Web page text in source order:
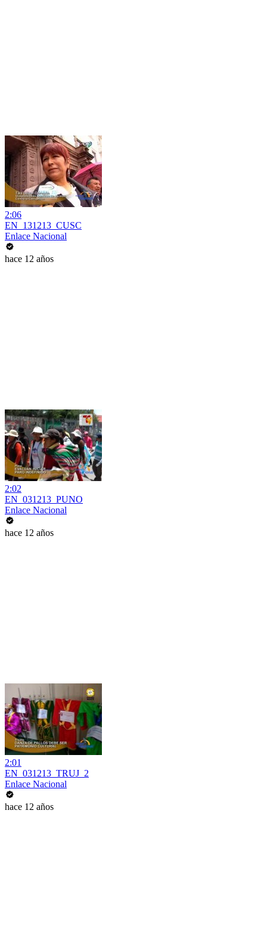
2:06
EN_131213_CUSC
Enlace Nacional
hace 12 años
2:02
EN_031213_PUNO
Enlace Nacional
hace 12 años
2:01
EN_031213_TRUJ_2
Enlace Nacional
hace 12 años